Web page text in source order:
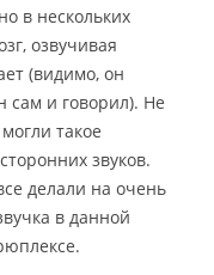
в нескольких
озвучивая
(видимо, он
сам и говорил). Не
такое
звуков.
делали на очень
в данной